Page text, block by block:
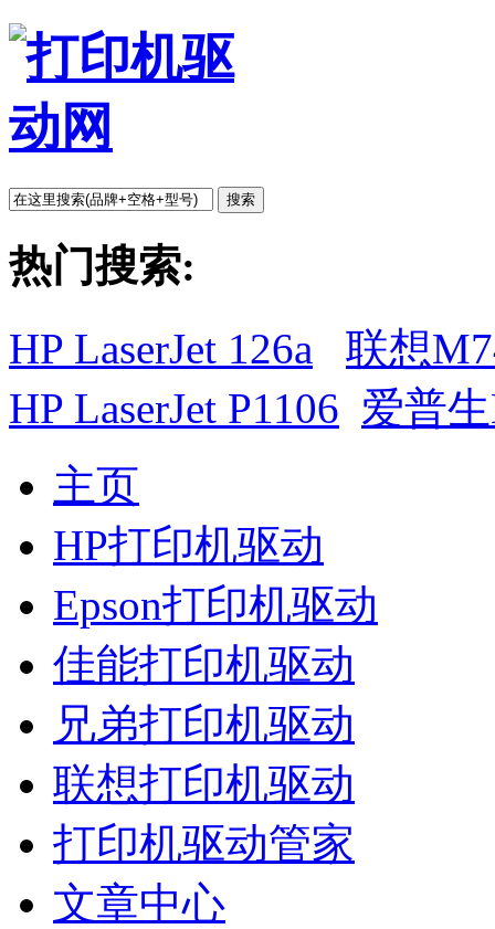
搜索
热门搜索:
HP LaserJet 126a
联想
HP LaserJet P1106 爱普
主页
HP打印机驱动
Epson打印机驱动
佳能打印机驱动
兄弟打印机驱动
联想打印机驱动
打印机驱动管家
文章中心